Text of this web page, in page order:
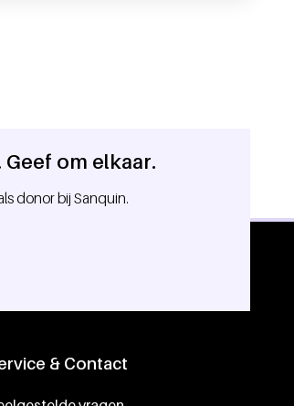
om elkaar.
donor bij Sanquin.
& Contact